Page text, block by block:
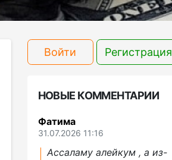
Войти Регистрация
НОВЫЕ КОММЕНТАРИИ
Фатима
31.07.2026 11:16
Ассаламу алейкум , а из-